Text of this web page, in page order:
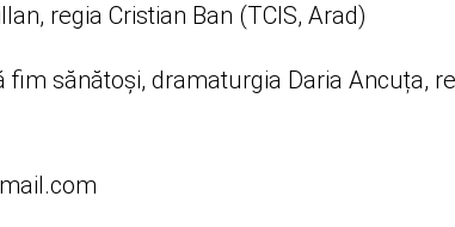
regia Cristian Ban (TCIS, Arad)
fim sănătoși, dramaturgia Daria Ancuța,